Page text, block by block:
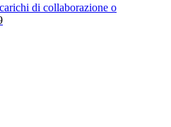
di collaborazione o